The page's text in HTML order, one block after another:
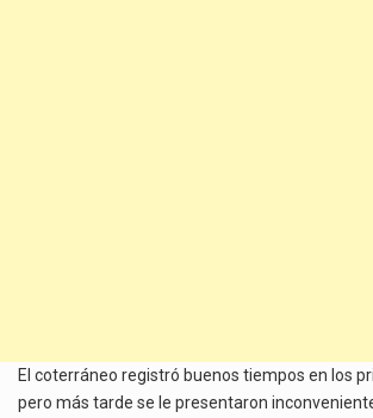
El coterráneo registró buenos tiempos en los
pero más tarde se le presentaron